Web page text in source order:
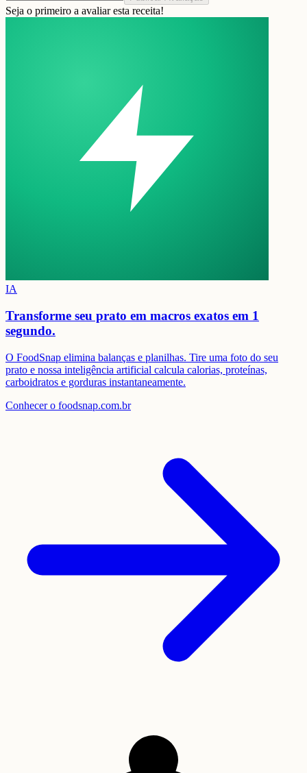
Seja o primeiro a avaliar esta receita!
IA
Transforme seu prato em macros exatos em 1
segundo.
O FoodSnap elimina balanças e planilhas. Tire uma foto do seu
prato e nossa inteligência artificial calcula calorias, proteínas,
carboidratos e gorduras instantaneamente.
Conhecer o foodsnap.com.br